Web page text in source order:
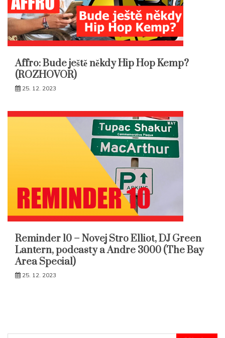
Affro: Bude ještě někdy Hip Hop Kemp?
(ROZHOVOR)
25. 12. 2023
Reminder 10 – Novej Stro Elliot, DJ Green
Lantern, podcasty a Andre 3000 (The Bay
Area Special)
25. 12. 2023